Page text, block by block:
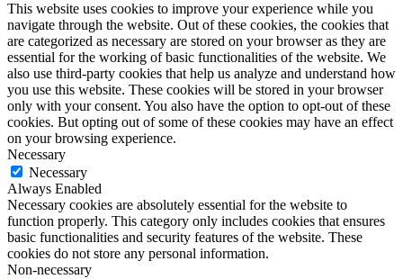
This website uses cookies to improve your experience while you
navigate through the website. Out of these cookies, the cookies that
are categorized as necessary are stored on your browser as they are
essential for the working of basic functionalities of the website. We
also use third-party cookies that help us analyze and understand how
you use this website. These cookies will be stored in your browser
only with your consent. You also have the option to opt-out of these
cookies. But opting out of some of these cookies may have an effect
on your browsing experience.
Necessary
Necessary
Always Enabled
Necessary cookies are absolutely essential for the website to
function properly. This category only includes cookies that ensures
basic functionalities and security features of the website. These
cookies do not store any personal information.
Non-necessary